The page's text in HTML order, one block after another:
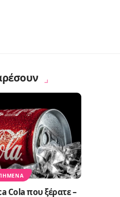
Cola που ξέρατε –